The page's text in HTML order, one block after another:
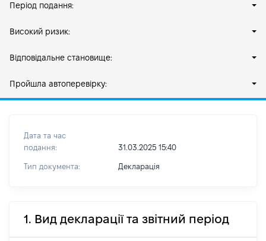
Період подання:
Високий ризик:
Відповідальне становище:
Пройшла автоперевірку:
Дата та час
подання:
31.03.2025 15:40
Тип документа: Декларація
1. Вид декларації та звітний період